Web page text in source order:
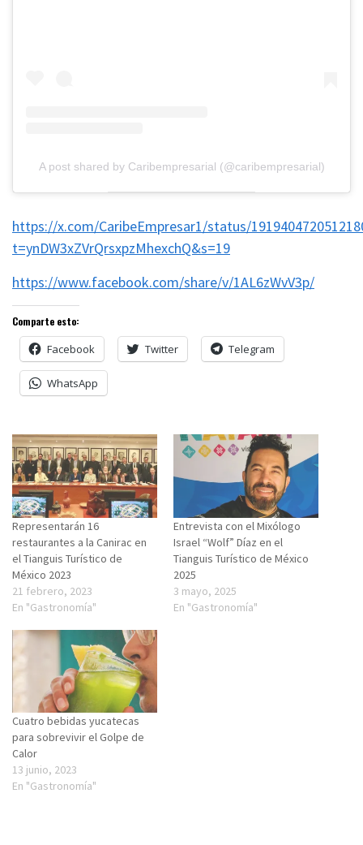
A post shared by Caribempresarial (@caribempresarial)
https://x.com/CaribeEmpresar1/status/
t=ynDW3xZVrQrsxpzMhexchQ&s=19
https://www.facebook.com/share/v/1AL6zWvV3p/
Comparte esto:
Facebook Twitter Telegram
WhatsApp
Representarán 16
restaurantes a la Canirac en
el Tianguis Turístico de
México 2023
21 febrero, 2023
En "Gastronomía"
Entrevista con el Mixólogo
Israel “Wolf” Díaz en el
Tianguis Turístico de México
2025
3 mayo, 2025
En "Gastronomía"
Cuatro bebidas yucatecas
para sobrevivir el Golpe de
Calor
13 junio, 2023
En "Gastronomía"